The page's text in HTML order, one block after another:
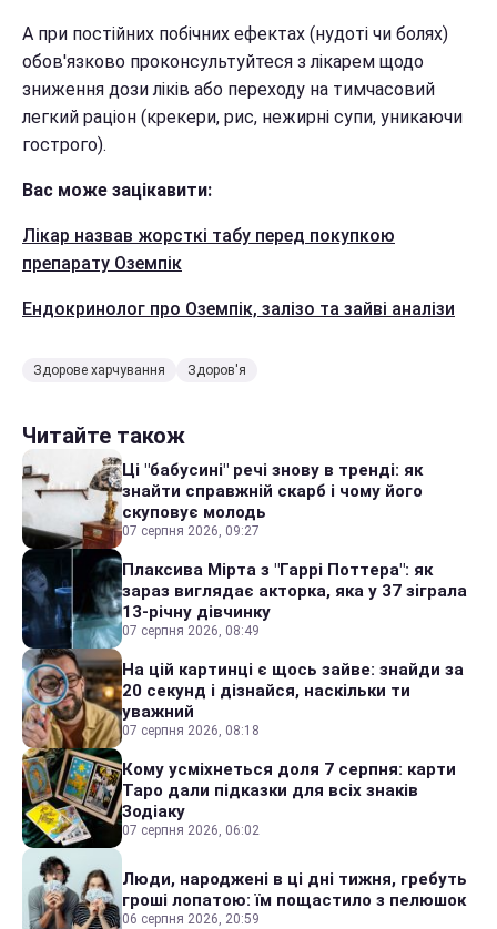
А при постійних побічних ефектах (нудоті чи болях)
обов'язково проконсультуйтеся з лікарем щодо
зниження дози ліків або переходу на тимчасовий
легкий раціон (крекери, рис, нежирні супи, уникаючи
гострого).
Вас може зацікавити:
Лікар назвав жорсткі табу перед покупкою
препарату Оземпік
Ендокринолог про Оземпік, залізо та зайві аналізи
Здорове харчування Здоров'я
Читайте також
Ці "бабусині" речі знову в тренді: як
знайти справжній скарб і чому його
скуповує молодь
07 серпня 2026, 09:27
Плаксива Мірта з "Гаррі Поттера": як
зараз виглядає акторка, яка у 37 зіграла
13-річну дівчинку
07 серпня 2026, 08:49
На цій картинці є щось зайве: знайди за
20 секунд і дізнайся, наскільки ти
уважний
07 серпня 2026, 08:18
Кому усміхнеться доля 7 серпня: карти
Таро дали підказки для всіх знаків
Зодіаку
07 серпня 2026, 06:02
Люди, народжені в ці дні тижня, гребуть
гроші лопатою: їм пощастило з пелюшок
06 серпня 2026, 20:59